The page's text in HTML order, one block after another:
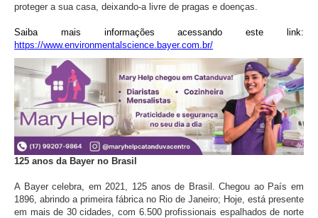
proteger a sua casa, deixando-a livre de pragas e doenças.
Saiba mais informações acessando este link:
https://www.environmentalscience.bayer.com.br/
125 anos da Bayer no Brasil
A Bayer celebra, em 2021, 125 anos de Brasil. Chegou ao País em
1896, abrindo a primeira fábrica no Rio de Janeiro; Hoje, está presente
em mais de 30 cidades, com 6.500 profissionais espalhados de norte